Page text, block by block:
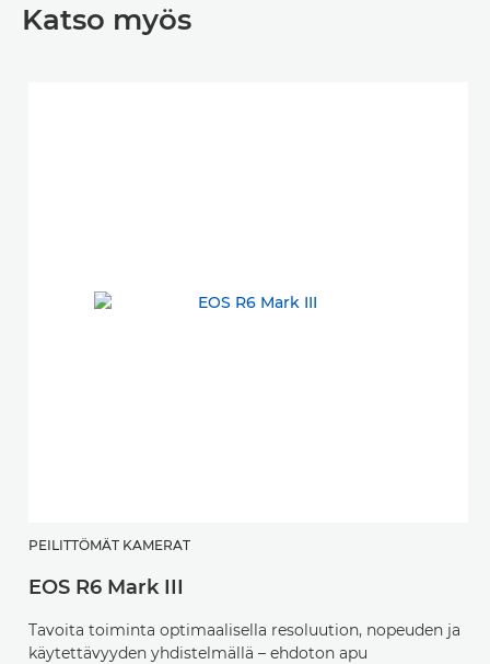
Katso myös
PEILITTÖMÄT KAMERAT
EOS R6 Mark III
Tavoita toiminta optimaalisella resoluution, nopeuden ja
käytettävyyden yhdistelmällä – ehdoton apu